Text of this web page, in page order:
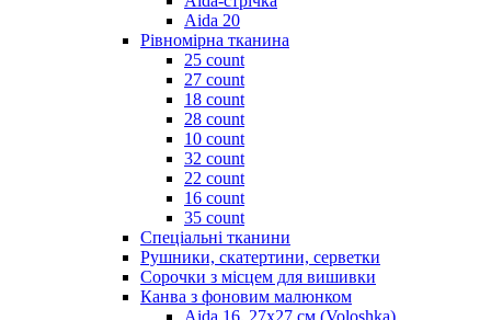
Aida 20
Рівномірна тканина
25 count
27 count
18 count
28 count
10 count
32 count
22 count
16 count
35 count
Спеціальні тканини
Рушники, скатертини, серветки
Сорочки з місцем для вишивки
Канва з фоновим малюнком
Aida 16, 27х27 см (Voloshka)